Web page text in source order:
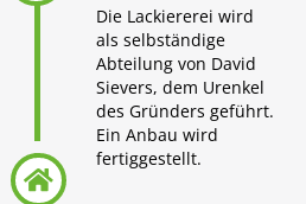

Die Lackiererei wird
als selbständige
Abteilung von David
Sievers, dem Urenkel
des Gründers geführt.
Ein Anbau wird
fertiggestellt.